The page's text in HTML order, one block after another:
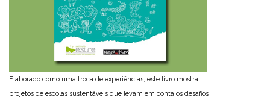
Elaborado como uma troca de experiências, este livro mostra
projetos de escolas sustentáveis que levam em conta os desafios